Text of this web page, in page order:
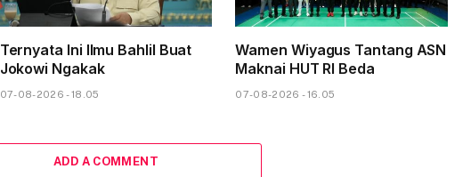
Ternyata Ini Ilmu Bahlil Buat
Jokowi Ngakak
07-08-2026 - 18.05
Wamen Wiyagus Tantang ASN
Maknai HUT RI Beda
07-08-2026 - 16.05
ADD A COMMENT